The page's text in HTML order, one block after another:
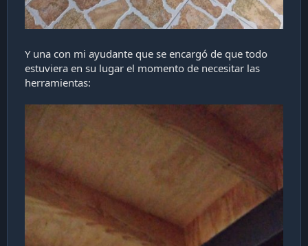
Y una con mi ayudante que se encargó de que todo
estuviera en su lugar el momento de necesitar las
herramientas: